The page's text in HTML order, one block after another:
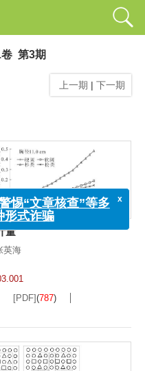
第3期
上一期 | 下一期
量
英海
[PDF](787)
文章核查”等多
诈骗